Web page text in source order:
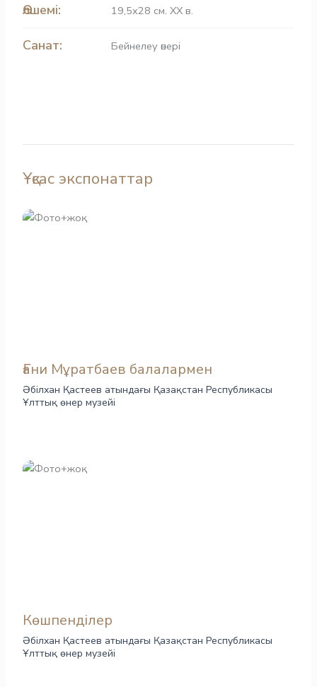
Өлшемі: 19,5х28 см. ХХ в.
Санат: Бейнелеу өнері
Ұқсас экспонаттар
Ғани Мұратбаев балалармен
Әбілхан Қастеев атындағы Қазақстан Республикасы
Ұлттық өнер музейі
Көшпенділер
Әбілхан Қастеев атындағы Қазақстан Республикасы
Ұлттық өнер музейі